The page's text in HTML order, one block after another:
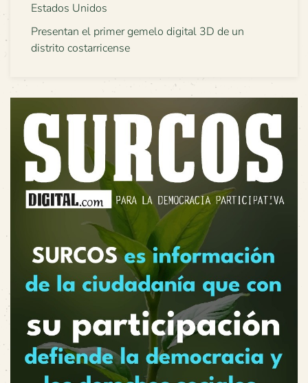
Estados Unidos
Presentan el primer gemelo digital 3D de un
distrito costarricense